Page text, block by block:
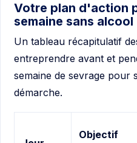
Votre plan d'action
semaine sans alcool
Un tableau récapitulatif
entreprendre avant et
semaine de sevrage pour
démarche.
Objectif